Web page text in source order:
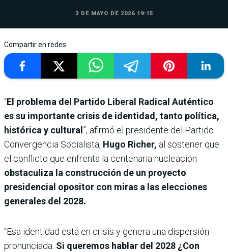
3 DE MAYO DE 2026 19:15
Compartir en redes
“El problema del Partido Liberal Radical Auténtico
es su importante crisis de identidad, tanto política,
histórica y cultural ”, afirmó el presidente del Partido
Convergencia Socialista, Hugo Richer, al sostener que
el conflicto que enfrenta la centenaria nucleación
obstaculiza la construcción de un proyecto
presidencial opositor con miras a las elecciones
generales del 2028.
“Esa identidad está en crisis y genera una dispersión
pronunciada. Si queremos hablar del 2028 ¿Con